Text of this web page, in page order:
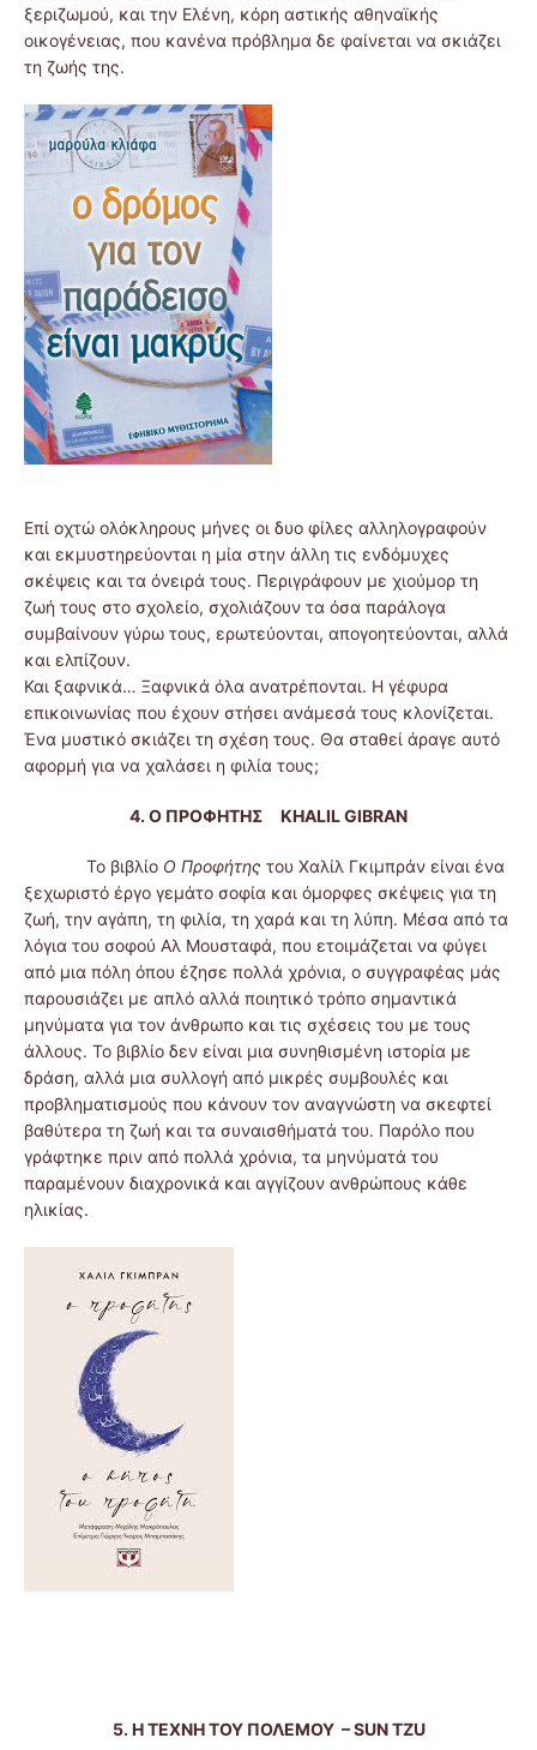
ξεριζωμού, και την Ελένη, κόρη αστικής αθηναϊκής
οικογένειας, που κανένα πρόβλημα δε φαίνεται να σκιάζει
τη ζωής της.
Επί οχτώ ολόκληρους μήνες οι δυο φίλες αλληλογραφούν
και εκμυστηρεύονται η μία στην άλλη τις ενδόμυχες
σκέψεις και τα όνειρά τους. Περιγράφουν με χιούμορ τη
ζωή τους στο σχολείο, σχολιάζουν τα όσα παράλογα
συμβαίνουν γύρω τους, ερωτεύονται, απογοητεύονται, αλλά
και ελπίζουν.
Και ξαφνικά… Ξαφνικά όλα ανατρέπονται. Η γέφυρα
επικοινωνίας που έχουν στήσει ανάμεσά τους κλονίζεται.
Ένα μυστικό σκιάζει τη σχέση τους. Θα σταθεί άραγε αυτό
αφορμή για να χαλάσει η φιλία τους;
4. Ο ΠΡΟΦΗΤΗΣ KHALILGIBRAN
Το βιβλίο Ο Προφήτης του Χαλίλ Γκιμπράν είναι ένα
ξεχωριστό έργο γεμάτο σοφία και όμορφες σκέψεις για τη
ζωή, την αγάπη, τη φιλία, τη χαρά και τη λύπη. Μέσα από τα
λόγια του σοφού Αλ Μουσταφά, που ετοιμάζεται να φύγει
από μια πόλη όπου έζησε πολλά χρόνια, ο συγγραφέας μάς
παρουσιάζει με απλό αλλά ποιητικό τρόπο σημαντικά
μηνύματα για τον άνθρωπο και τις σχέσεις του με τους
άλλους. Το βιβλίο δεν είναι μια συνηθισμένη ιστορία με
δράση, αλλά μια συλλογή από μικρές συμβουλές και
προβληματισμούς που κάνουν τον αναγνώστη να σκεφτεί
βαθύτερα τη ζωή και τα συναισθήματά του. Παρόλο που
γράφτηκε πριν από πολλά χρόνια, τα μηνύματά του
παραμένουν διαχρονικά και αγγίζουν ανθρώπους κάθε
ηλικίας.
5. Η ΤΕΧΝΗ ΤΟΥ ΠΟΛΕΜΟΥ –SUN TZU